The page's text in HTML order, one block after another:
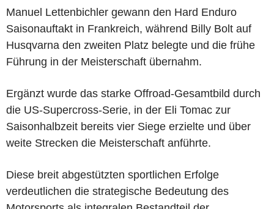
Manuel Lettenbichler gewann den Hard Enduro
Saisonauftakt in Frankreich, während Billy Bolt auf
Husqvarna den zweiten Platz belegte und die frühe
Führung in der Meisterschaft übernahm.
Ergänzt wurde das starke Offroad-Gesamtbild durch
die US-Supercross-Serie, in der Eli Tomac zur
Saisonhalbzeit bereits vier Siege erzielte und über
weite Strecken die Meisterschaft anführte.
Diese breit abgestützten sportlichen Erfolge
verdeutlichen die strategische Bedeutung des